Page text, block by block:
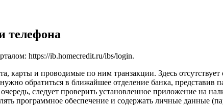
телефона
https://ib.homecredit.ru/ibs/login.
карты и проводимые по ним транзакции. Здесь
обратиться в ближайшее отделение банка, представив
следует проверить установленное приложение на
программное обеспечение и содержать личные данные